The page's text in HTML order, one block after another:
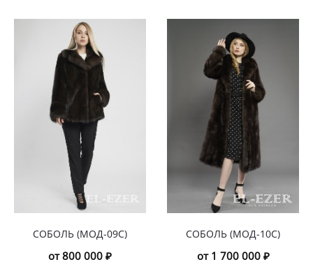
СОБОЛЬ (МОД-09С)
от 800 000 ₽
СОБОЛЬ (МОД-10С)
от 1 700 000 ₽